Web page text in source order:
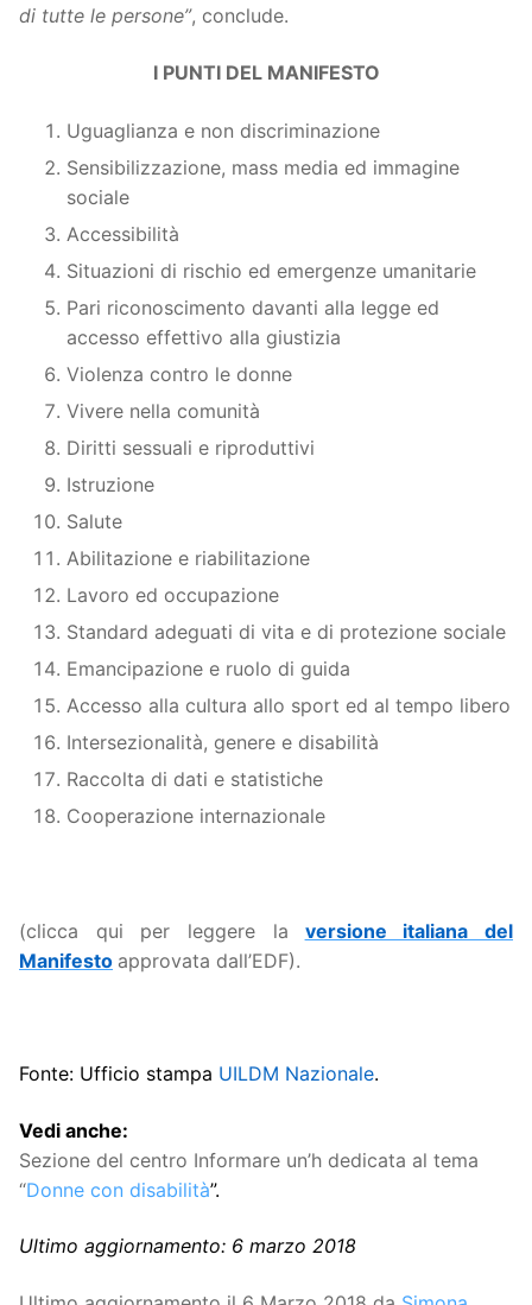
di tutte le persone”, conclude.
I PUNTI DEL MANIFESTO
Uguaglianza e non discriminazione
Sensibilizzazione, mass media ed immagine
sociale
Accessibilità
Situazioni di rischio ed emergenze umanitarie
Pari riconoscimento davanti alla legge ed
accesso effettivo alla giustizia
Violenza contro le donne
Vivere nella comunità
Diritti sessuali e riproduttivi
Istruzione
Salute
Abilitazione e riabilitazione
Lavoro ed occupazione
Standard adeguati di vita e di protezione sociale
Emancipazione e ruolo di guida
Accesso alla cultura allo sport ed al tempo libero
Intersezionalità, genere e disabilità
Raccolta di dati e statistiche
Cooperazione internazionale
(clicca qui per leggere la
versione italiana del
Manifesto approvata dall’EDF).
Fonte: Ufficio stampa UILDM Nazionale.
Vedi anche:
Sezione del centro Informare un’h dedicata al tema
“Donne con disabilità”.
Ultimo aggiornamento: 6 marzo 2018